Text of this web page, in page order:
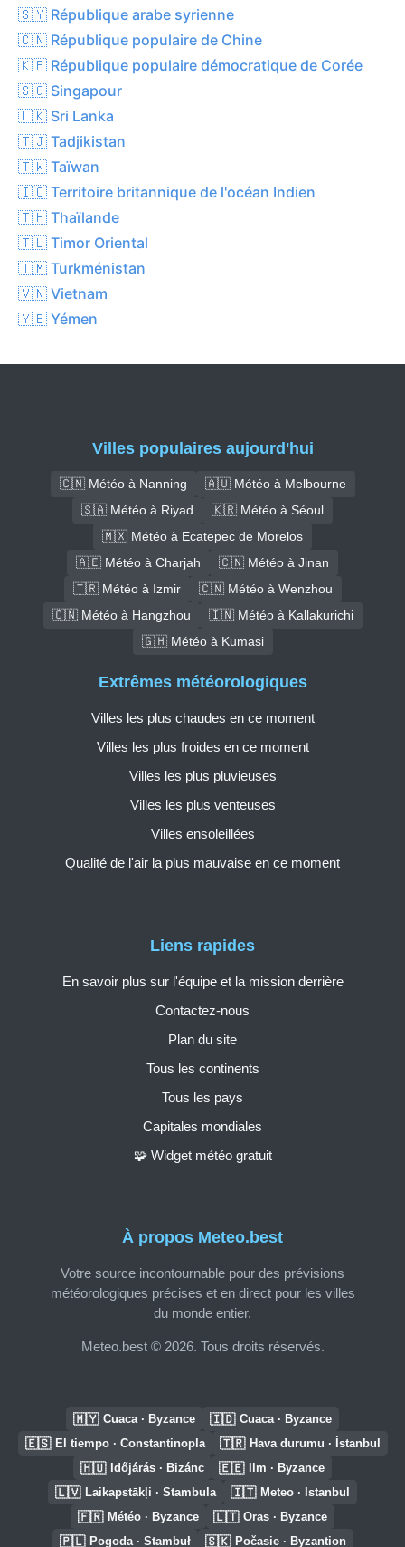
🇸🇾 République arabe syrienne
🇨🇳 République populaire de Chine
🇰🇵 République populaire démocratique de Corée
🇸🇬 Singapour
🇱🇰 Sri Lanka
🇹🇯 Tadjikistan
🇹🇼 Taïwan
🇮🇴 Territoire britannique de l'océan Indien
🇹🇭 Thaïlande
🇹🇱 Timor Oriental
🇹🇲 Turkménistan
🇻🇳 Vietnam
🇾🇪 Yémen
Villes populaires aujourd'hui
🇨🇳 Météo à Nanning
🇦🇺 Météo à Melbourne
🇸🇦 Météo à Riyad
🇰🇷 Météo à Séoul
🇲🇽 Météo à Ecatepec de Morelos
🇦🇪 Météo à Charjah
🇨🇳 Météo à Jinan
🇹🇷 Météo à Izmir
🇨🇳 Météo à Wenzhou
🇨🇳 Météo à Hangzhou
🇮🇳 Météo à Kallakurichi
🇬🇭 Météo à Kumasi
À propos Meteo.best
Votre source incontournable pour des prévisions
météorologiques précises et en direct pour les villes
du monde entier.
Meteo.best © 2026. Tous droits réservés.
Liens rapides
En savoir plus sur l'équipe et la mission derrière
Contactez-nous
Plan du site
Tous les continents
Tous les pays
Capitales mondiales
🧩 Widget météo gratuit
Extrêmes météorologiques
Villes les plus chaudes en ce moment
Villes les plus froides en ce moment
Villes les plus pluvieuses
Villes les plus venteuses
Villes ensoleillées
Qualité de l'air la plus mauvaise en ce moment
🇲🇾 Cuaca · Byzance 🇮🇩 Cuaca · Byzance
🇪🇸 El tiempo · Constantinopla 🇹🇷 Hava durumu · İstanbul
🇭🇺 Időjárás · Bizánc 🇪🇪 Ilm · Byzance
🇱🇻 Laikapstākļi · Stambula 🇮🇹 Meteo · Istanbul
🇫🇷 Météo · Byzance 🇱🇹 Oras · Byzance
🇵🇱 Pogoda · Stambuł 🇸🇰 Počasie · Byzantion